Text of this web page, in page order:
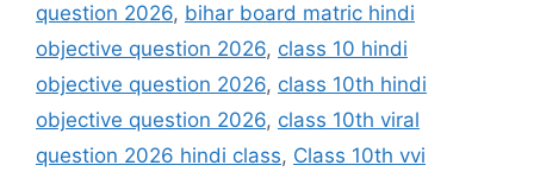
question 2026, bihar board matric hindi
objective question 2026, class 10 hindi
objective question 2026, class 10th hindi
objective question 2026, class 10th viral
question 2026 hindi class, Class 10th vvi